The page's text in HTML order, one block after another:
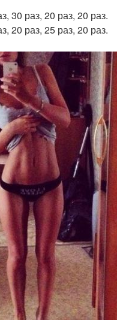
30 раз, 20 раз, 20 раз.
20 раз, 25 раз, 20 раз.